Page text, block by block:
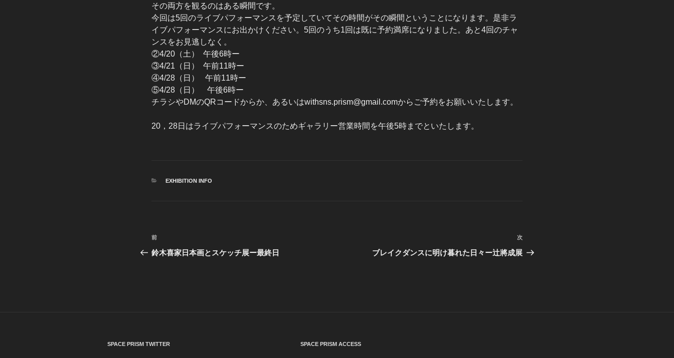
その両方を観るのはある瞬間です。
今回は5回のライブパフォーマンスを予定していてその時間がその瞬間ということになります。是非ラ
イブパフォーマンスにお出かけください。5回のうち1回は既に予約満席になりました。あと4回のチャ
ンスをお見逃しなく。
②4/20（土） 午後6時ー
③4/21（日） 午前11時ー
④4/28（日） 午前11時ー
⑤4/28（日） 午後6時ー
チラシやDMのQRコードからか、あるいはwithsns.prism@gmail.comからご予約をお願いいたします。
20，28日はライブパフォーマンスのためギャラリー営業時間を午後5時までといたします。
カ
EXHIBITION INFO
投
稿
シ
前
の
前
鈴木喜家日本画とスケッチ展ー最終日
次
の
次
ブレイクダンスに明け暮れた日々ー辻將成展
SPACE PRISM TWITTER SPACE PRISM ACCESS